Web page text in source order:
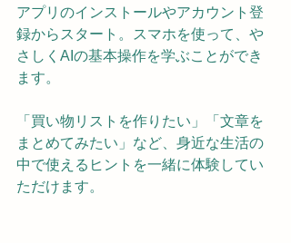
アプリのインストールやアカウント登
録からスタート。スマホを使って、や
さしくAIの基本操作を学ぶことができ
ます。
「買い物リストを作りたい」「文章を
まとめてみたい」など、身近な生活の
中で使えるヒントを一緒に体験してい
ただけます。